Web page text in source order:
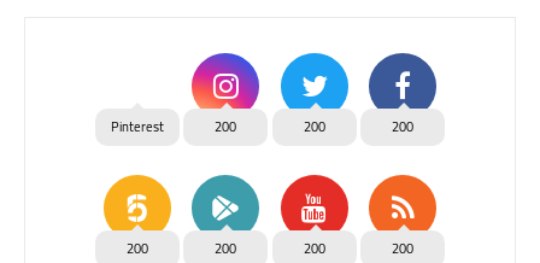
200
200
200
Pinterest
200
200
200
200